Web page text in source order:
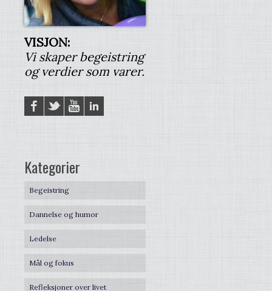
VISJON:
Vi skaper begeistring
og verdier som varer.
FacebookTwitter YouTube
Kategorier
Begeistring
Dannelse og humor
Ledelse
Mål og fokus
Refleksjoner over livet